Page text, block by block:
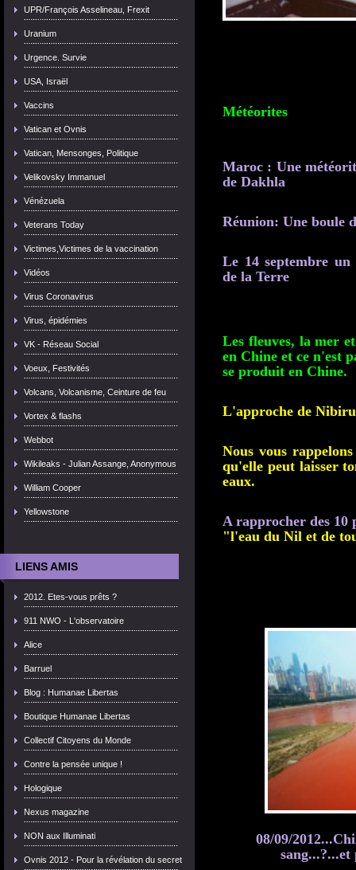
UPR/François Asselineau, Frexit
Uranium
Urgence. Survie
USA, Israël
Vaccins
Vatican et Ovnis
Vatican, Mensonges, Politique
Velikovsky Immanuel
Vénézuela
Veterans Today
Victimes,Victimes de la vaccination
Vidéos
Virus Coronavirus
Virus, épidémies
VK - Réseau Social
Voeux, Festivités
Volcans, Volcanisme, Ceinture de feu
Vortex & flashs
Webbot
Wikileaks - Julian Assange, Anonymous
William Cooper
Yellowstone
LIENS AMIS
2012. Etes-vous prêts ?
911 NWO - L'observatoire
Alice
Barruel
Blog : Humanae Libertas
Boutique Humanae Libertas
Collectif Citoyens du Monde
Contre la pensée unique !
Hologique
Nexus magazine
NON aux Illuminati
Ovnis 2012 - Pour la révélation du secret
Météorites
Maroc : Une
de Dakhla
Réunion: Une boule
Le 14 septembre un
de la Terre
Les fleuves, la mer
en Chine et ce n'est
se produit en Chine.
L'approche de
Nous vous
qu'elle peut laisser
eaux.
A rapprocher des 10
"l'eau du Nil et de
08/09/